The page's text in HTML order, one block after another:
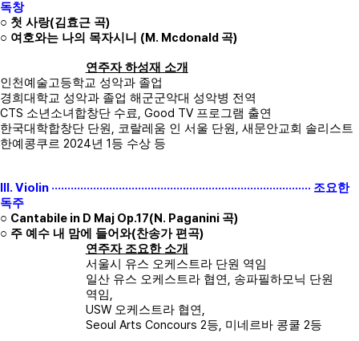
독창
○ 첫 사랑(김효근 곡)
○ 여호와는 나의 목자시니 (M. Mcdonald 곡)
연주자 하성재 소개
인천예술고등학교 성악과 졸업
경희대학교 성악과 졸업 해군군악대 성악병 전역
CTS 소년소녀합창단 수료, Good TV 프로그램 출연
한국대학합창단 단원 , 코랄레움 인 서울 단원 , 새문안교회 솔리스트
한예콩쿠르 2024년 1등 수상 등
III. Violin ················································································· 조요한
독주
○ Cantabile in D Maj Op.17(N. Paganini 곡)
○ 주 예수 내 맘에 들어와(찬송가 편곡)
연주자 조요한 소개
서울시 유스 오케스트라 단원 역임
일산 유스 오케스트라 협연 , 송파필하모닉 단원
역임,
USW 오케스트라 협연 ,
Seoul Arts Concours 2등, 미네르바 콩쿨 2등